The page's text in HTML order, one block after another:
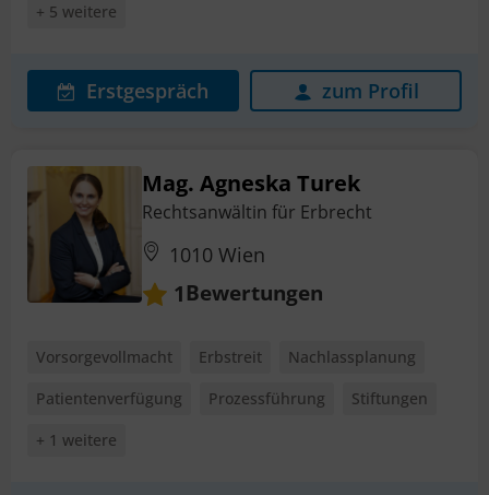
+ 5 weitere
Erstgespräch zum Profil
Mag. Agneska Turek
Rechtsanwältin für Erbrecht
1010 Wien
1Bewertungen
Vorsorgevollmacht Erbstreit
Nachlassplanung
Patientenverfügung
Prozessführung
Stiftungen
+ 1 weitere